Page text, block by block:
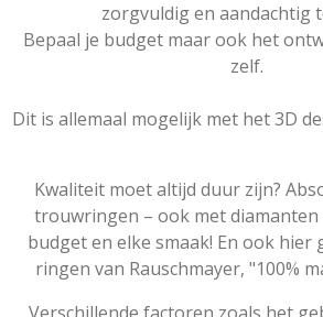
zorgvuldig en aandachtig
Bepaal je budget maar ook het
zelf.
Dit is allemaal mogelijk met het 3D
Kwaliteit moet altijd duur zijn?
trouwringen – ook met
budget en elke smaak! En ook hier
ringen van Rauschmayer, "100%